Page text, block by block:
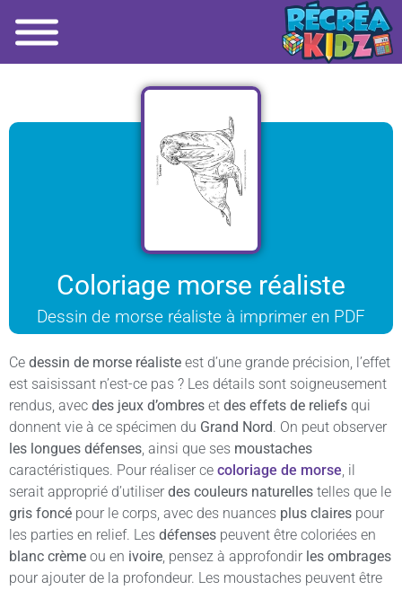
Coloriage morse réaliste
Dessin de morse réaliste à imprimer en PDF
Ce dessin de morse réaliste est d’une grande précision, l’effet
est saisissant n’est-ce pas ? Les détails sont soigneusement
rendus, avec des jeux d’ombres et des effets de reliefs qui
donnent vie à ce spécimen du Grand Nord. On peut observer
les longues défenses, ainsi que ses moustaches
caractéristiques. Pour réaliser ce coloriage de morse, il
serait approprié d’utiliser des couleurs naturelles telles que le
gris foncé pour le corps, avec des nuances plus claires pour
les parties en relief. Les défenses peuvent être coloriées en
blanc crème ou en ivoire, pensez à approfondir les ombrages
pour ajouter de la profondeur. Les moustaches peuvent être